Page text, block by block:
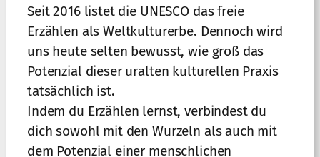
Seit 2016 listet die UNESCO das freie
Erzählen als Weltkulturerbe. Dennoch wird
uns heute selten bewusst, wie groß das
Potenzial dieser uralten kulturellen Praxis
tatsächlich ist.
Indem du Erzählen lernst, verbindest du
dich sowohl mit den Wurzeln als auch mit
dem Potenzial einer menschlichen